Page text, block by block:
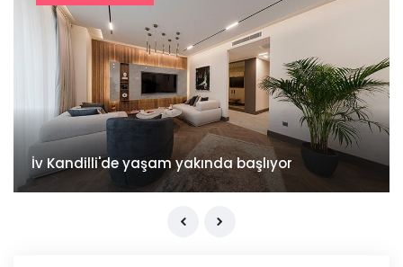
İv Kandilli'de yaşam yakında başlıyor